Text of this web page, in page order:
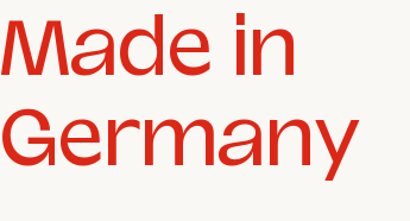
Made in
Germany